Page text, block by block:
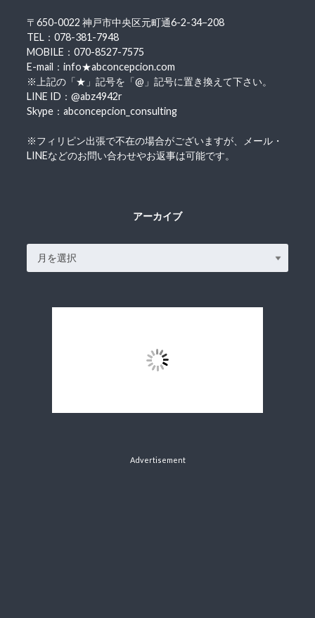
〒650-0022 神戸市中央区元町通6-2-34−208
TEL：078-381-7948
MOBILE：070-8527-7575
E-mail：info★abconcepcion.com
※上記の「★」記号を「@」記号に置き換えて下さい。
LINE ID：@abz4942r
Skype：abconcepcion_consulting
※フィリピン出張で不在の場合がございますが、メール・
LINEなどのお問い合わせやお返事は可能です。
アーカイブ
Advertisement